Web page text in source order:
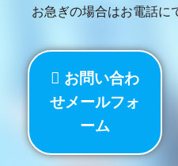
お急ぎの場合はお電話に
お問い合わ
せメールフォ
ーム